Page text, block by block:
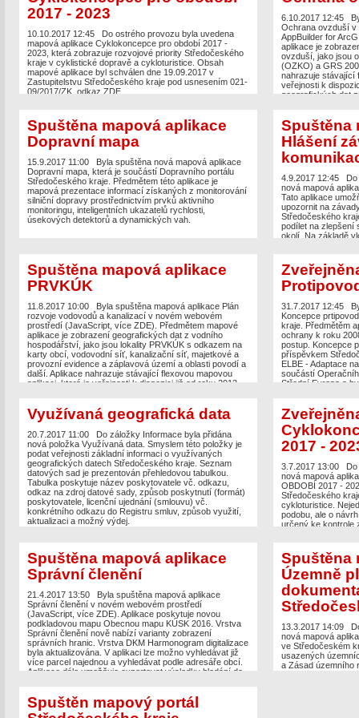
poskytovatelů. V
podle vybraných
katastrální území,
archivní letecké
nemovitostí vč.
nemovitostí online.
poznámky, které
Aplikace umožňuje
formátů, např.
průběžně
2017 - 2023
10.10.2017 12:45
Do ostrého provozu byla uvedena
mapová aplikace Cyklokoncepce pro období 2017 -
2023, která zobrazuje rozvojové priority Středočeského
kraje v cyklistické dopravě a cykloturistice. Obsah
mapové aplikace byl schválen dne 19.09.2017 v
Zastupitelstvu Středočeského kraje pod usnesením 021-
09/2017/ZK, odkaz ZDE.
6.10.2017 12:45
Ochrana ovzduší v
AppBuilder for
aplikace je
ovzduší, jako jsou
(OZKO) a GRS
nahrazuje stávající
veřejnosti k
geografických dat
načítání dat.
Kromě propojení s
umožňuje přidávat
nebo služby jiných
jednodušeji
aplikaci lze
vrstvy Katastru
Katastru
poznámky, které
Aplikace umožňuje
formátů, např.
zjednodušenou
Spuštěna mapová aplikace
Dopravní mapa
15.9.2017 11:00
Byla spuštěna nová mapová aplikace
Dopravní mapa, která je součástí Dopravního portálu
Středočeského kraje. Předmětem této aplikace je
mapová prezentace informací získaných z monitorování
silniční dopravy prostřednictvím prvků aktivního
monitoringu, inteligentních ukazatelů rychlosti,
úsekových detektorů a dynamických vah.
Spuštěna
Hlášení
4.9.2017 12:45
nová mapová
Tato aplikace
upozornit na
Středočeského
podílet na zlepšení
okolí. Na základě
Spuštěna mapová aplikace
PRVKÚK
11.8.2017 10:00
Byla spuštěna mapová aplikace Plán
rozvoje vodovodů a kanalizací v novém webovém
prostředí (JavaScript, více ZDE). Předmětem mapové
aplikace je zobrazení geografických dat z vodního
hospodářství, jako jsou lokality PRVKÚK s odkazem na
karty obcí, vodovodní síť, kanalizační síť, majetkové a
provozní evidence a záplavová území a oblasti povodí a
další. Aplikace nahrazuje stávající flexovou mapovou
aplikaci, která je veřejnosti k dispozici již od roku 2013.
zařízeních, dostupnost ve všech webových prohlížečích
a rychlejší načítání dat. Aplikace zároveň přináší nové
nástroje. Kromě propojení s Google Street View aplikace
umožňuje přidávat mapové služby, tj. další služby úřadu
nebo služby jiných poskytovatelů. V aplikaci lze
jednodušeji vyhledávat podle lokalit PRVKÚK s kartami
obcí a dle územních jednotek (obce, katastrální území,
parcely). V aplikaci lze prohlížet i archivní letecké
snímky a vybrané vrstvy Katastru nemovitostí vč.
možnosti nahlédnout do Katastru nemovitostí online. V
aplikaci lze kreslit vlastní poznámky, které lze exportovat
k dalšímu zpracování. Aplikace umožňuje vkládat i
vlastní data prostřednictvím formátů SHP, CSV nebo
aplikace je také Nápověda, která je doplněna o další
videonávody, jak s mapovou aplikací pracovat. Odkaz
ZDE
31.7.2017 12:45
Koncepce
kraje. Předmětěm
ochrany k roku
postup. Koncepce
příspěvkem
ELBE - Adaptace
součástí
Střední Evropa a
Využívaná geografická data
20.7.2017 11:00
Do záložky Informace byla přidána
nová položka Využívaná data. Smyslem této položky je
podat veřejnosti základní informaci o využívaných
geografických datech Středočeského kraje. Seznam
datových sad je prezentován přehledovou tabulkou.
Tabulka poskytuje název poskytovatele vč. odkazu,
odkaz na zdroj datové sady, způsob poskytnutí (formát)
poskytovatele, licenční ujednání (smlouvu) vč.
konkrétního odkazu do Registru smluv, způsob využití,
aktualizaci a možný výdej.
2017 -
3.7.2017 13:00
nová mapová
OBDOBÍ 2017 -
Středočeského
cykloturistice.
podobu, ale o
určený ke kontrole
2017-2023.
Spuštěna mapová aplikace
Správní členění
21.4.2017 13:50
Byla spuštěna mapová aplikace
Správní členění v novém webovém prostředí
(JavaScript, více ZDE). Aplikace poskytuje novou
podkladovou mapu Obecnou mapu KÚSK 2016. Vrstva
Správní členění nově nabízí varianty zobrazení
správních hranic. Vrstva DKM Harmonogram digitalizace
byla aktualizována. V aplikaci lze možno vyhledávat již
více parcel najednou a vyhledávat podle adresáře obcí.
Aplikace dále umožňuje exportovat výsledky hledání do
exportovat do CSV. Nástroj Informace obsahuje
vysvětlení pojmů - DKM, KM-D, RÚIAN. Zároveň v tomto
Spuštěna
Územně
13.3.2017 14:09
nová mapová
ve Středočeském
usazených
a Zásad územního
Spuštěn mapový portál